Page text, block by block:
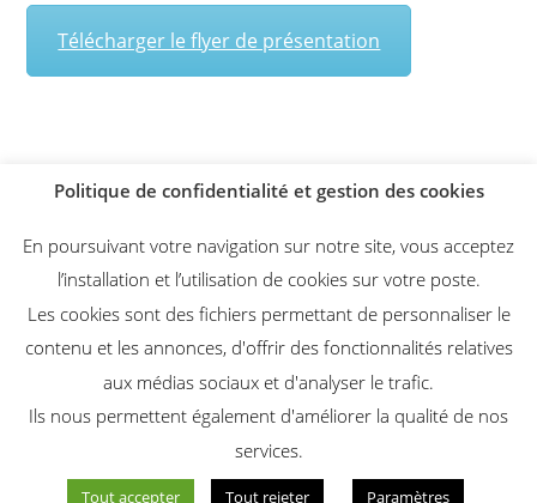
Télécharger le flyer de présentation
InstagramFacebook
Politique de confidentialité et gestion des cookies
En poursuivant votre navigation sur notre site, vous acceptez
l’installation et l’utilisation de cookies sur votre poste.
Les cookies sont des fichiers permettant de personnaliser le
contenu et les annonces, d'offrir des fonctionnalités relatives
aux médias sociaux et d'analyser le trafic.
Ils nous permettent également d'améliorer la qualité de nos
services.
Tout accepter Tout rejeter Paramètres